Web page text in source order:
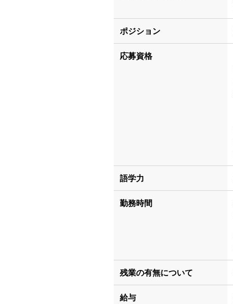
ポジション
応募資格
語学力
勤務時間
残業の有無について
給与